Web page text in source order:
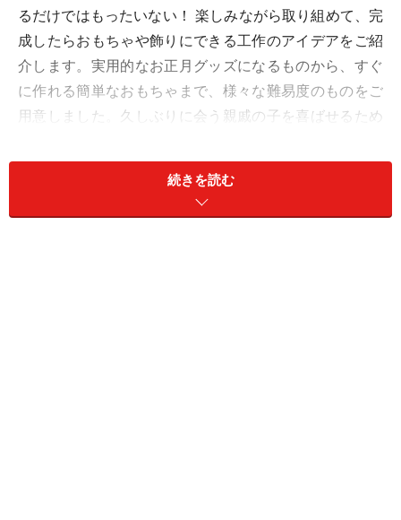
るだけではもったいない！ 楽しみながら取り組めて、完
成したらおもちゃや飾りにできる工作のアイデアをご紹
介します。実用的なお正月グッズになるものから、すぐ
に作れる簡単なおもちゃまで、様々な難易度のものをご
用意しました。久しぶりに会う親戚の子を喜ばせるため
いましょう！
続きを読む